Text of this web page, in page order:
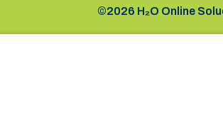
©2026 H₂O Online